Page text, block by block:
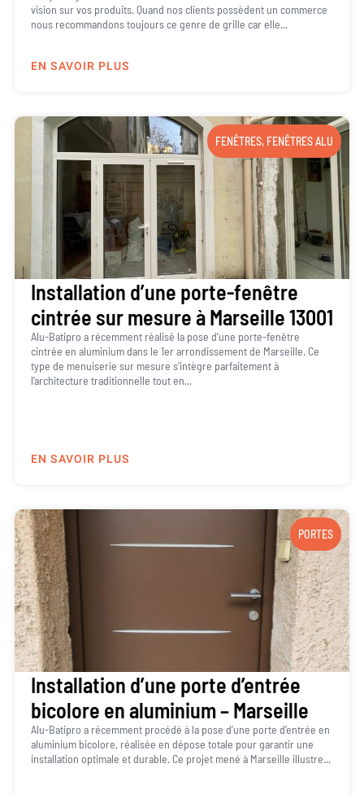
vision sur vos produits. Quand nos clients possèdent un commerce
nous recommandons toujours ce genre de grille car elle...
EN SAVOIR PLUS
FENÊTRES, FENÊTRES ALU
Installation d’une porte-fenêtre
cintrée sur mesure à Marseille 13001
Alu-Batipro a récemment réalisé la pose d’une porte-fenêtre
cintrée en aluminium dans le 1er arrondissement de Marseille. Ce
type de menuiserie sur mesure s’intègre parfaitement à
l’architecture traditionnelle tout en...
EN SAVOIR PLUS
PORTES
Installation d’une porte d’entrée
bicolore en aluminium – Marseille
Alu-Batipro a récemment procédé à la pose d’une porte d’entrée en
aluminium bicolore, réalisée en dépose totale pour garantir une
installation optimale et durable. Ce projet mené à Marseille illustre...